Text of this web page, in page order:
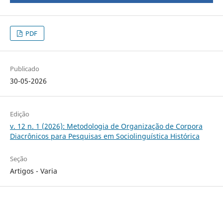
PDF
Publicado
30-05-2026
Edição
v. 12 n. 1 (2026): Metodologia de Organização de Corpora
Diacrônicos para Pesquisas em Sociolinguística Histórica
Seção
Artigos - Varia